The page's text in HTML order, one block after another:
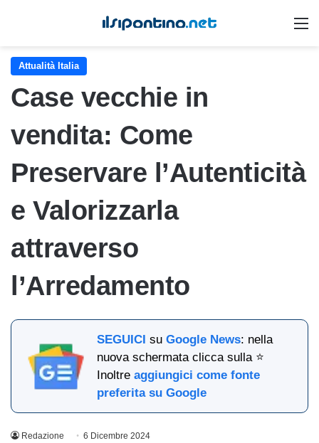
Attualità Italia
Case vecchie in
vendita: Come
Preservare l’Autenticità
e Valorizzarla
attraverso
l’Arredamento
SEGUICI suGoogle News: nella
nuova schermata clicca sulla ⭐
Inoltreaggiungici come fonte
preferita su Google
Redazione 6 Dicembre 2024